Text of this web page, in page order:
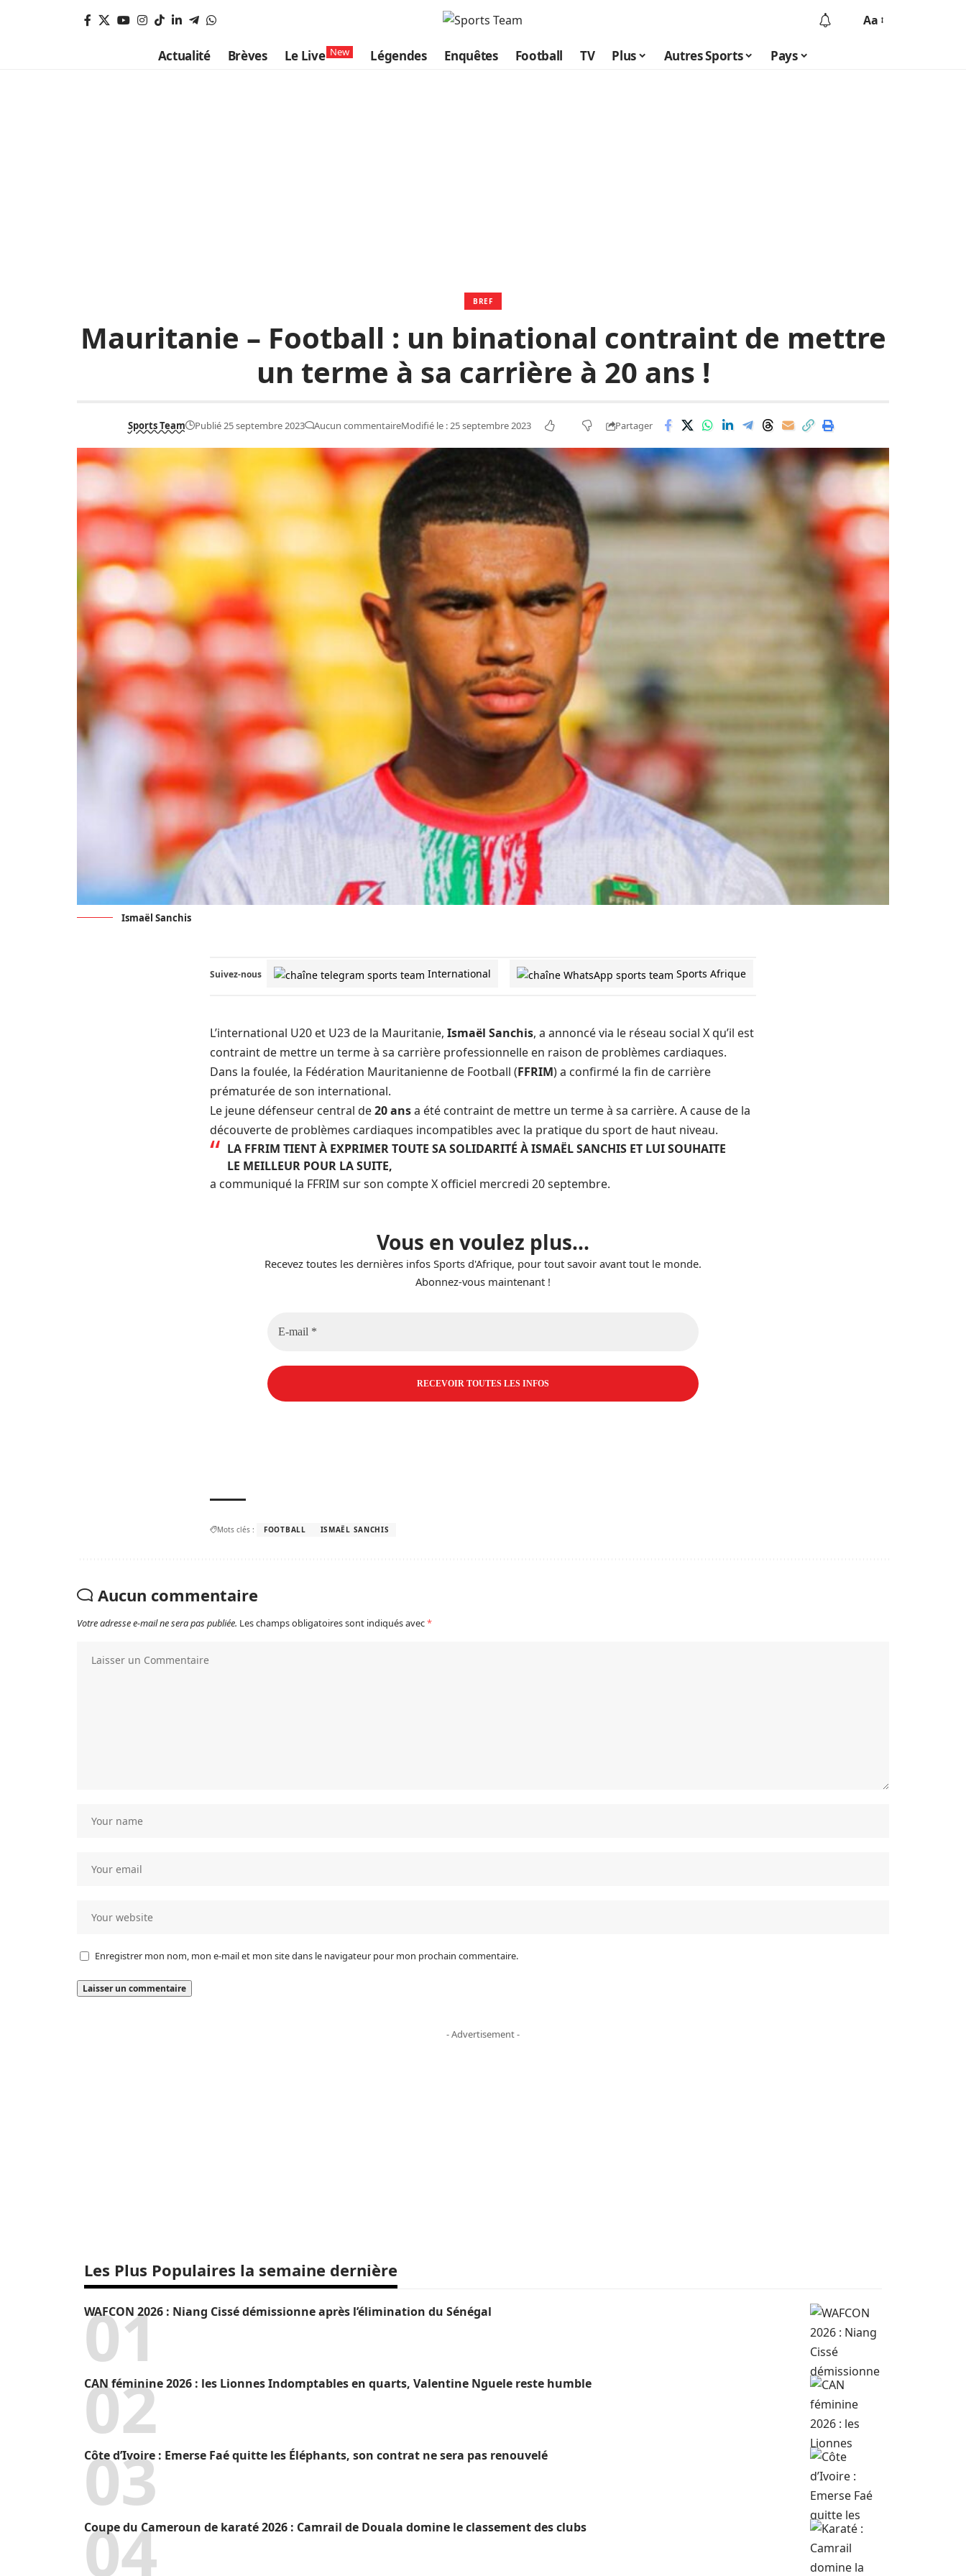
Aa
Actualité Brèves Le Live New Légendes Enquêtes Football TV Plus Autres Sports Pays
BREF
Mauritanie – Football : un binational contraint de mettre
un terme à sa carrière à 20 ans !
Sports Team Publié 25 septembre 2023 Aucun commentaireModifié le : 25 septembre 2023 Partager
Ismaël Sanchis
Suivez-nous International Sports Afrique
L’international U20 et U23 de la Mauritanie, Ismaël Sanchis, a annoncé via le réseau social X qu’il est
contraint de mettre un terme à sa carrière professionnelle en raison de problèmes cardiaques.
Dans la foulée, la Fédération Mauritanienne de Football (FFRIM) a confirmé la fin de carrière
prématurée de son international.
Le jeune défenseur central de20 ansa été contraint de mettre un terme à sa carrière. A cause de la
découverte de problèmes cardiaques incompatibles avec la pratique du sport de haut niveau.
LA FFRIM TIENT À EXPRIMER TOUTE SA SOLIDARITÉ À ISMAËL SANCHIS ET LUI SOUHAITE
LE MEILLEUR POUR LA SUITE,
a communiqué la FFRIM sur son compte X officiel mercredi 20 septembre.
Vous en voulez plus...
Recevez toutes les dernières infos Sports d'Afrique, pour tout savoir avant tout le monde.
Abonnez-vous maintenant !
Mots clés : FOOTBALL ISMAËL SANCHIS
Aucun commentaire
Votre adresse e-mail ne sera pas publiée. Les champs obligatoires sont indiqués avec*
Enregistrer mon nom, mon e-mail et mon site dans le navigateur pour mon prochain commentaire.
- Advertisement -
Les Plus Populaires la semaine dernière
WAFCON 2026 : Niang Cissé démissionne après l’élimination du Sénégal
CAN féminine 2026 : les Lionnes Indomptables en quarts, Valentine Nguele reste humble
Côte d’Ivoire : Emerse Faé quitte les Éléphants, son contrat ne sera pas renouvelé
Coupe du Cameroun de karaté 2026 : Camrail de Douala domine le classement des clubs